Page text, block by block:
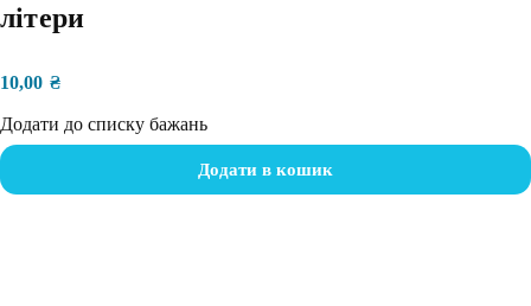
літери
10,00 ₴
Додати до списку бажань
Додати в кошик